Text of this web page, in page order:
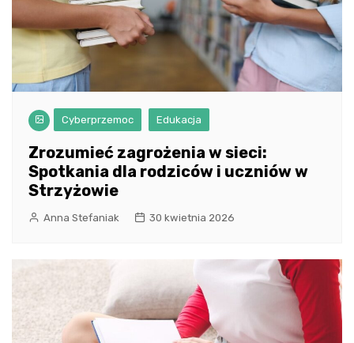
Cyberprzemoc Edukacja
Zrozumieć zagrożenia w sieci:
Spotkania dla rodziców i uczniów w
Strzyżowie
Anna Stefaniak 30 kwietnia 2026